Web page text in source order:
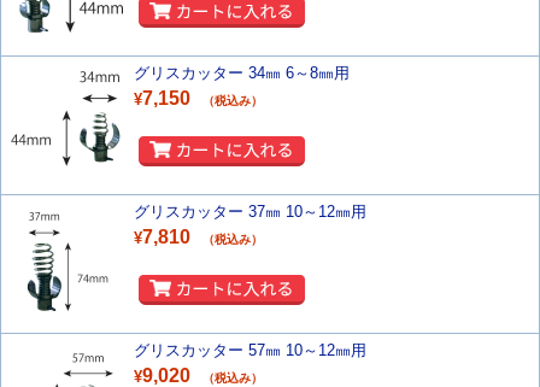
グリスカッター 34㎜ 6～8㎜用
¥7,150 （税込み）
グリスカッター 37㎜ 10～12㎜用
¥7,810 （税込み）
グリスカッター 57㎜ 10～12㎜用
¥9,020 （税込み）